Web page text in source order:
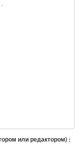
или редактором) :